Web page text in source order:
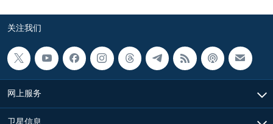
关注我们
网上服务
卫星信息